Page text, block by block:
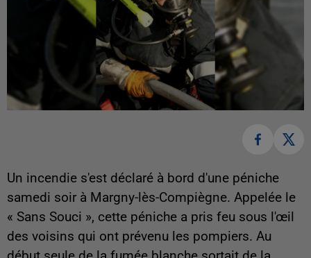
Un incendie s'est déclaré à bord d'une péniche
samedi soir à Margny-lès-Compiègne. Appelée le
« Sans Souci », cette péniche a pris feu sous l'œil
des voisins qui ont prévenu les pompiers. Au